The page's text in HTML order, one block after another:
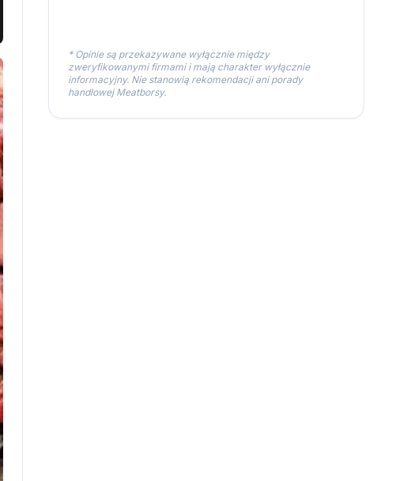
* Opinie są przekazywane wyłącznie między
zweryfikowanymi firmami i mają charakter wyłącznie
informacyjny. Nie stanowią rekomendacji ani porady
handlowej Meatborsy.